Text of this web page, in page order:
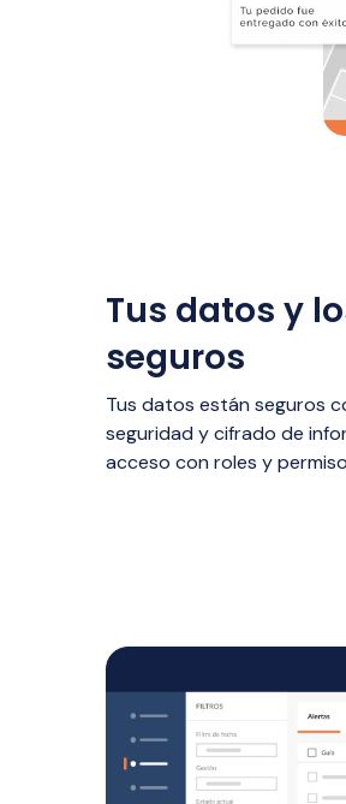
Tus datos y
seguros
Tus datos están seguros
seguridad y cifrado de
acceso con roles y